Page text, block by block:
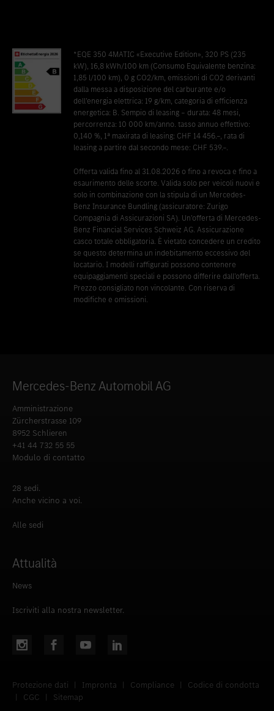
*EQE 350 4MATIC «Executive Edition», 320 PS (235
kW), 16,8 kWh/100 km (Consumo Equivalente benzina:
1,85 l/100 km), 0 g CO2/km, emissioni di CO2 derivanti
dalla messa a disposizione del carburante e/o
dell’energia elettrica: 19 g/km, categoria di efficienza
energetica: B. Sempio di leasing – durata: 48 mesi,
percorrenza: 10 000 km/anno. tasso annuo effettivo:
0,140 %, 1ª maxirata di leasing: CHF 14 456.–, rata di
leasing a partire dal secondo mese: CHF 539.–.
Offerta valida fino al 31.08.2026 o fino a revoca e fino a
esaurimento delle scorte. Valida solo per veicoli nuovi e
solo in combinazione con la stipula di un Mercedes-
Benz Insurance Bundling (assicuratore: Zurigo
Compagnia di Assicurazioni SA). Un’offerta di Mercedes-
Benz Financial Services Schweiz AG. Assicurazione
casco totale obbligatoria. È vietato concedere un credito
se questo determina un indebitamento eccessivo del
locatario. I modelli raffigurati possono contenere
equipaggiamenti speciali e possono differire dall’offerta.
Prezzo consigliato non vincolante. Con riserva di
modifiche e omissioni.
Mercedes-Benz Automobil AG
Amministrazione
Zürcherstrasse 109
8952 Schlieren
+41 44 732 55 55
Modulo di contatto
28 sedi.
Anche vicino a voi.
Alle sedi
Attualità
News
Iscriviti alla nostra newsletter.
Protezione dati | Impronta | Compliance |
Codice di condotta
|
CGC | Sitemap